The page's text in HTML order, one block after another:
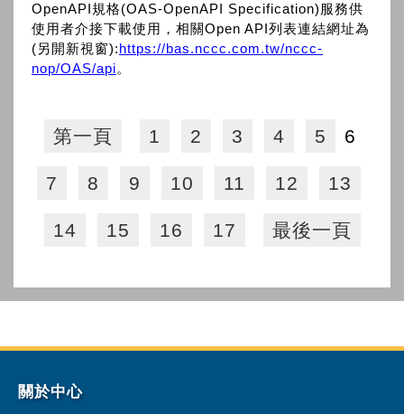
OpenAPI規格(OAS-OpenAPI Specification)服務供
使用者介接下載使用，相關Open API列表連結網址為
(另開新視窗):https://bas.nccc.com.tw/nccc-
nop/OAS/api。
第一頁 1 2 3 4 5 6
7 8 9 10 11 12 13
14 15 16 17 最後一頁
關於中心